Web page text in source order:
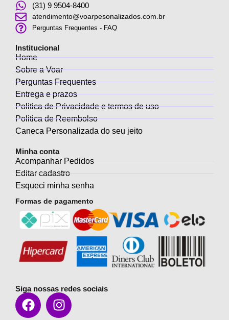
(31) 9 9504-8400
atendimento@voarpesonalizados.com.br
Perguntas Frequentes - FAQ
Institucional
Home
Sobre a Voar
Perguntas Frequentes
Entrega e prazos
Politica de Privacidade e termos de uso
Politica de Reembolso
Caneca Personalizada do seu jeito
Minha conta
Acompanhar Pedidos
Editar cadastro
Esqueci minha senha
Formas de pagamento
Siga nossas redes sociais